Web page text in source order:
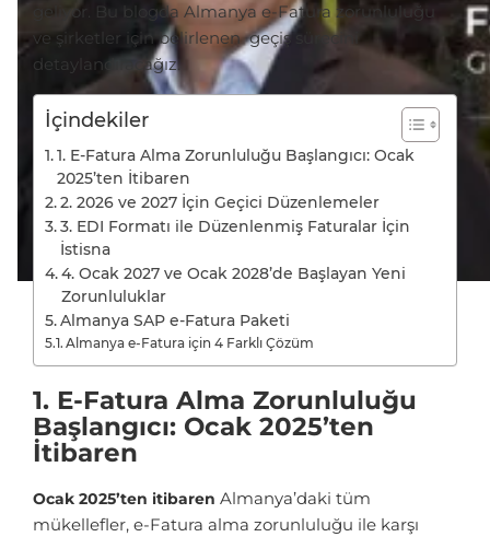
geliyor. Bu blogda Almanya e-Fatura zorunluluğu
ve şirketler için belirlenen geçiş sürecini
detaylandıracağız.
İçindekiler
1. E-Fatura Alma Zorunluluğu Başlangıcı: Ocak
2025’ten İtibaren
2. 2026 ve 2027 İçin Geçici Düzenlemeler
3. EDI Formatı ile Düzenlenmiş Faturalar İçin
İstisna
4. Ocak 2027 ve Ocak 2028’de Başlayan Yeni
Zorunluluklar
Almanya SAP e-Fatura Paketi
Almanya e-Fatura için 4 Farklı Çözüm
1. E-Fatura Alma Zorunluluğu
Başlangıcı: Ocak 2025’ten
İtibaren
Ocak 2025’ten itibaren Almanya’daki tüm
mükellefler, e-Fatura alma zorunluluğu ile karşı